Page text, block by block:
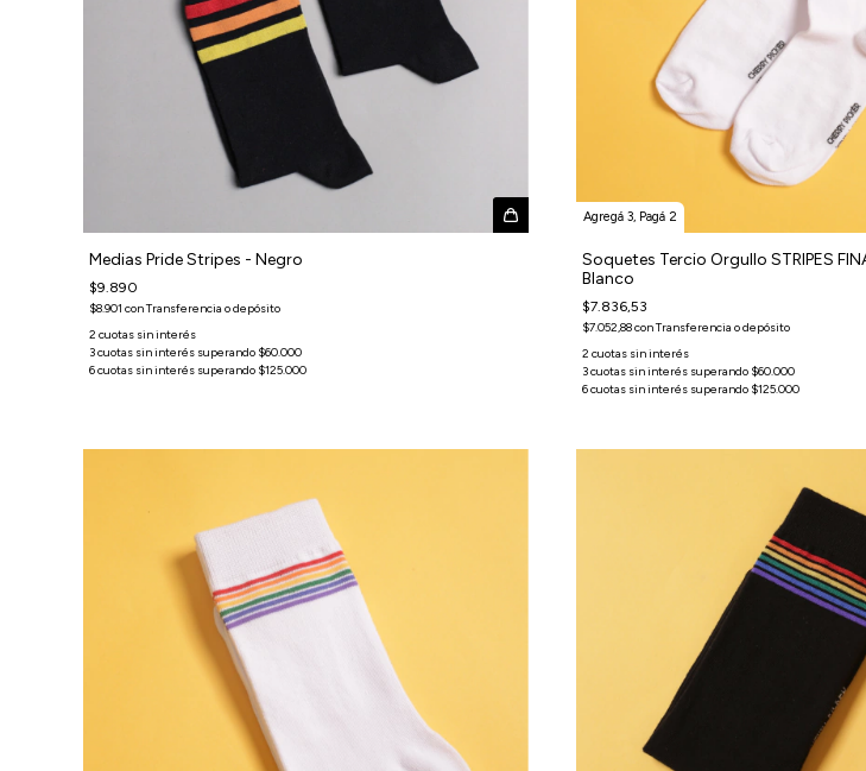
Medias Pride Stripes - Negro
$9.890
$8.901 conTransferencia o depósito
Agregá 3, Pagá 2
Soquetes Tercio Orgullo STRIPES
Blanco
$7.836,53
$7.052,88conTransferencia o depósito